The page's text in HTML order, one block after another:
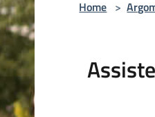
Home >